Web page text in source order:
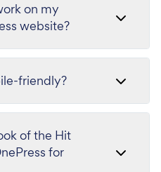
on my
website?
friendly?
of the Hit
for